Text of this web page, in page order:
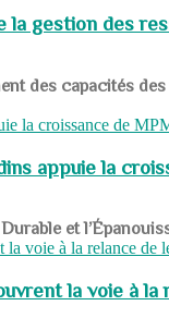
gestion des
des capacités
appuie la
et
la voie à